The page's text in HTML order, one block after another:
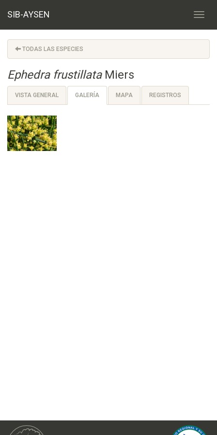
SIB-AYSEN
TODAS LAS ESPECIES
Ephedra frustillataMiers
VISTA GENERAL GALERÍA MAPA REGISTROS